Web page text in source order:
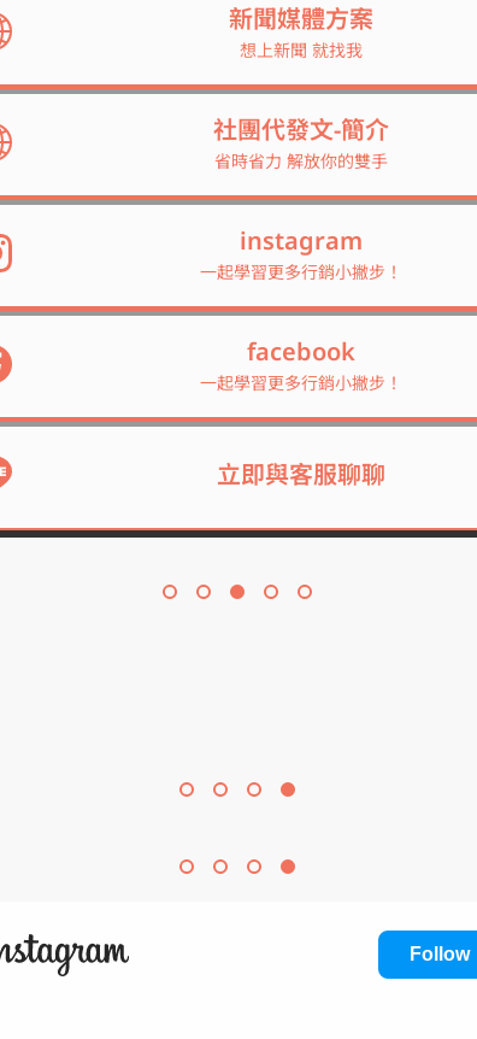
新聞媒體方案
想上新聞 就找我
社團代發文-簡介
省時省力 解放你的雙手
instagram
一起學習更多行銷小撇步！
facebook
一起學習更多行銷小撇步！
立即與客服聊聊
Follow